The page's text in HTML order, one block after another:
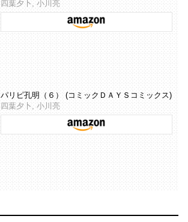
四葉夕卜, 小川亮
パリピ孔明（６） (コミックＤＡＹＳコミックス)
四葉夕卜, 小川亮